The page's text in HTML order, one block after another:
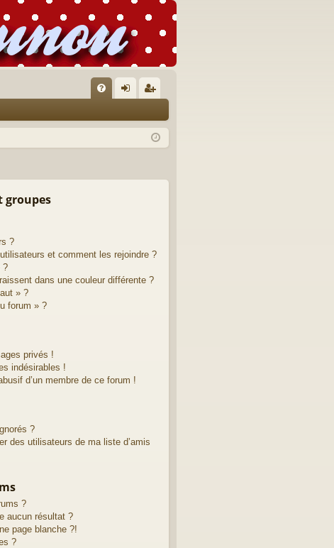
Q ne nr
groupes
?
et comment les rejoindre ?
?
dans une couleur différente ?
» ?
forum » ?
privés !
indésirables !
d’un membre de ce forum !
?
des utilisateurs de ma liste d’amis
?
aucun résultat ?
page blanche ?!
?